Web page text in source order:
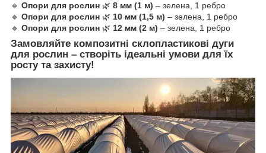
🔹 Опори для рослин 🌿 8 мм (1 м) – зелена, 1 ребро
🔹 Опори для рослин 🌿 10 мм (1,5 м) – зелена, 1 ребро
🔹 Опори для рослин 🌿 12 мм (2 м) – зелена, 1 ребро
Замовляйте композитні склопластикові дуги
для рослин – створіть ідеальні умови для їх
росту та захисту!